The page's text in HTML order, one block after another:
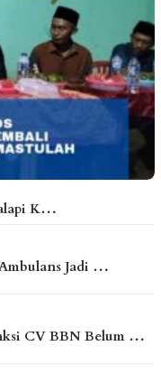
K…
Jadi …
CV BBN Belum …